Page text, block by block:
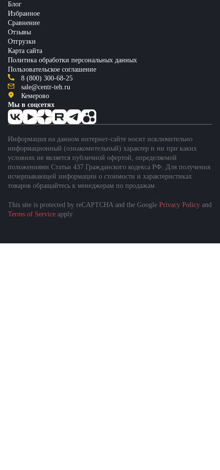
Блог
Избранное
Сравнение
Отзывы
Отгрузки
Карта сайта
Политика обработки персональных данных
Пользовательское соглашение
8 (800) 300-68-25
sale@centr-teh.ru
Кемерово
Мы в соцсетях
Информация на данном интернет-сайте носит исключительно
информационный (ознакомительный) характер и ни при каких
условиях не является публичной офертой, определяемой
положениями Статьи 437 Гражданского кодекса РФ. Для получения
исчерпывающей информации о стоимости и характеристиках
товаров обращайтесь к менеджерам по продажам.
This site is protected by reCAPTCHA and the Google Privacy Policy and
Terms of Service apply.